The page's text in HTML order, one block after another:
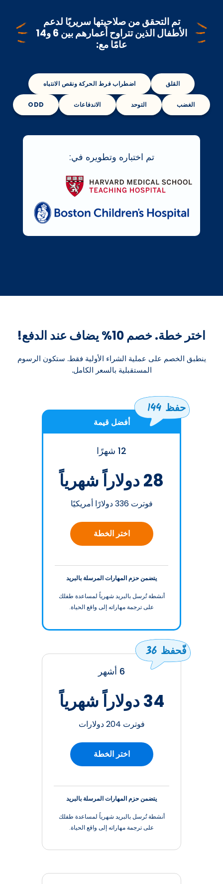
تم التحقق من صلاحيتها سريريًا لدعم
الأطفال الذينتتراوح أعمارهم بين 6 و14
عامًا مع:
القلق اضطراب فرط الحركة ونقص الانتباه
الغضب التوحد الاندفاعات ODD
تم اختباره وتطويره في:
اختر خطة. خصم 10% يضاف عند الدفع!
ينطبق الخصم على عملية الشراء الأولية فقط. ستكون الرسوم
المستقبلية بالسعر الكامل.
حفظ 144
أفضل قيمة
12 شهرًا
28 دولاراً شهرياً
فوترت 336 دولارًا أمريكيًا
اختر الخطة
يتضمن حزم المهارات المرسلة بالبريد
أنشطة تُرسل بالبريد شهرياً لمساعدة طفلك
على ترجمة مهاراته إلى واقع الحياة.
فّحفظ 36
6 أشهر
34 دولاراً شهرياً
فوترت 204 دولارات
اختر الخطة
يتضمن حزم المهارات المرسلة بالبريد
أنشطة تُرسل بالبريد شهرياً لمساعدة طفلك
على ترجمة مهاراته إلى واقع الحياة.